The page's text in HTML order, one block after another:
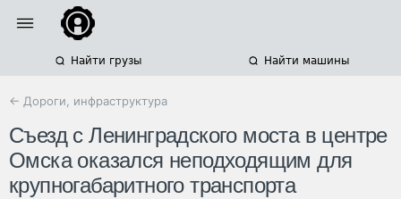
Найти грузы Найти машины
← Дороги, инфраструктура
Съезд с Ленинградского моста в центре
Омска оказался неподходящим для
крупногабаритного транспорта